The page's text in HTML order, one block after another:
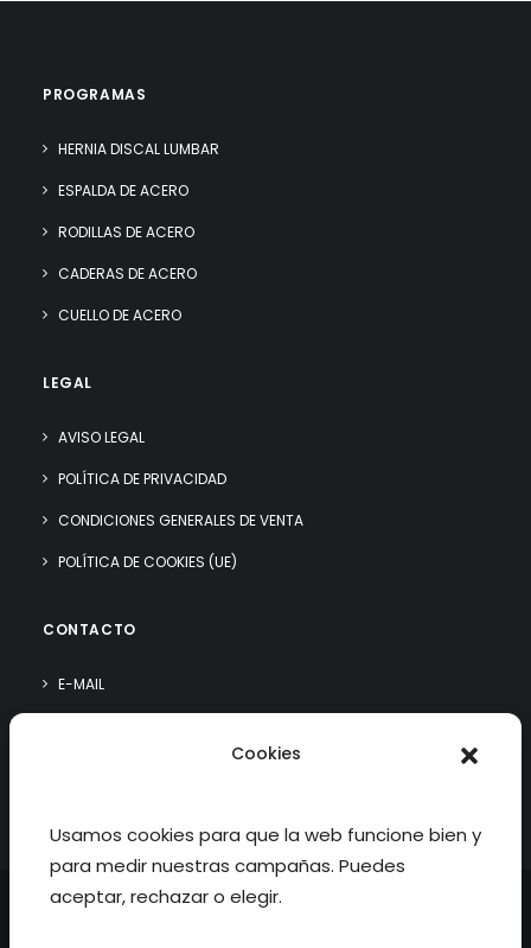
Cookies
Usamos cookies para que la web funcione bien y
para medir nuestras campañas. Puedes
aceptar, rechazar o elegir.
PROGRAMAS
HERNIA DISCAL LUMBAR
ESPALDA DE ACERO
RODILLAS DE ACERO
CADERAS DE ACERO
CUELLO DE ACERO
LEGAL
AVISO LEGAL
POLÍTICA DE PRIVACIDAD
CONDICIONES GENERALES DE VENTA
POLÍTICA DE COOKIES (UE)
CONTACTO
E-MAIL